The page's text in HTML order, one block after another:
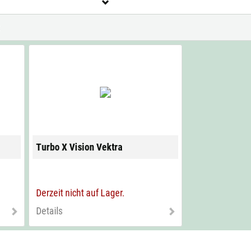
Turbo X Vision Vektra
Derzeit nicht auf Lager.
Details